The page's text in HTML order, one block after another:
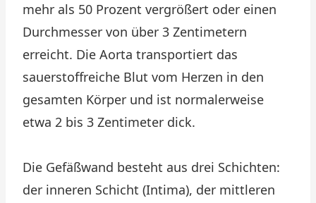
mehr als 50 Prozent vergrößert oder einen
Durchmesser von über 3 Zentimetern
erreicht. Die Aorta transportiert das
sauerstoffreiche Blut vom Herzen in den
gesamten Körper und ist normalerweise
etwa 2 bis 3 Zentimeter dick.
Die Gefäßwand besteht aus drei Schichten:
der inneren Schicht (Intima), der mittleren